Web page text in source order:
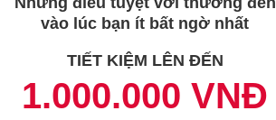
vào lúc bạn ít bất ngờ nhất
TIẾT KIỆM LÊN ĐẾN
1.000.000 VNĐ